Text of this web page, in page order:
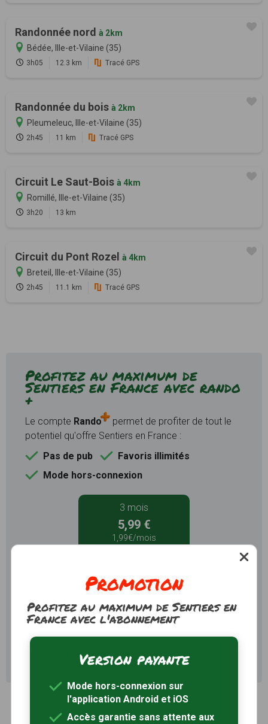
Randonnée nord à 2km
Bédée, Ille-et-Vilaine (35)
3h05 12.3 km Tracé GPS
Randonnée du bois à 2km
Pleumeleuc, Ille-et-Vilaine (35)
2h45 11 km Tracé GPS
Circuit Le Saut-Bois à 4km
Romillé, Ille-et-Vilaine (35)
3h20 13 km
Circuit du Pont Rozel à 4km
Breteil, Ille-et-Vilaine (35)
2h45 11.1 km Tracé GPS
Profitez au maximum de
Sentiers en France avec rando
+
Le compte Rando
permet de profiter de tout le
potentiel qu'offre Sentiers en France :
Pas de pub
Favoris illimités
Mode hors-connexion
3 mois
5,99 €
1,99€/mois
16,99 €9,99 €
Promotion
Profitez au maximum de Sentiers en
France avec l'abonnement
Version payante
Mode hors-connexion sur
l'application Android et iOS
Accès garantie sans attente aux